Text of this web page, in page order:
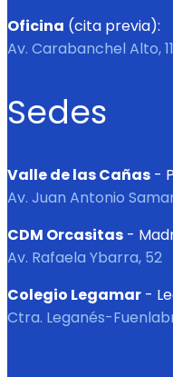
Oficina (cita previa):
Av. Carabanchel Alto,
Sedes
Valle de las Cañas -
Av. Juan Antonio
CDM Orcasitas -
Av. Rafaela Ybarra, 52
Colegio Legamar -
Ctra. Leganés-